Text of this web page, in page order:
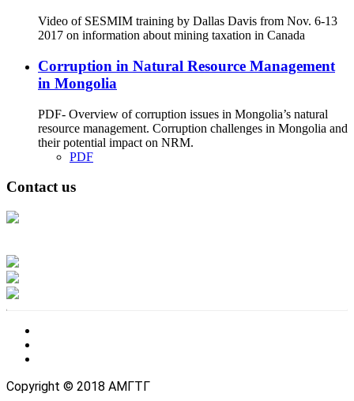
Video of SESMIM training by Dallas Davis from Nov. 6-13
2017 on information about mining taxation in Canada
Corruption in Natural Resource Management
in Mongolia
PDF- Overview of corruption issues in Mongolia’s natural
resource management. Corruption challenges in Mongolia and
their potential impact on NRM.
PDF
Contact us
Copyright © 2018 АМГТГ